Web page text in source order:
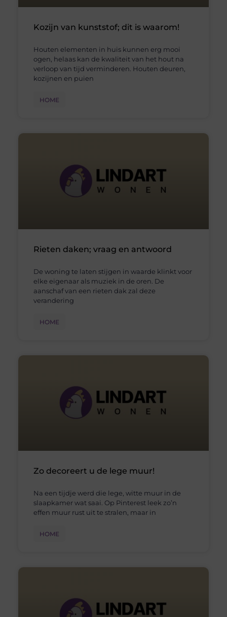
Kozijn van kunststof; dit is waarom!
Houten elementen in huis kunnen erg mooi
ogen, helaas kan de kwaliteit van het hout na
verloop van tijd verminderen. Houten deuren,
kozijnen en puien
HOME
Rieten daken; vraag en antwoord
De woning te laten stijgen in waarde klinkt voor
elke eigenaar als muziek in de oren. De
aanschaf van een rieten dak zal deze
verandering
HOME
Zo decoreert u de lege muur!
Na een tijdje werd die lege, witte muur in de
slaapkamer wat saai. Op Pinterest leek zo’n
effen muur rust uit te stralen, maar in
HOME